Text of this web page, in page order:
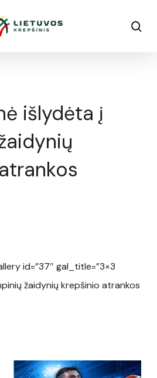
išlydėta į
id=”37″ gal_title=”3×3
žaidynių krepšinio atrankos